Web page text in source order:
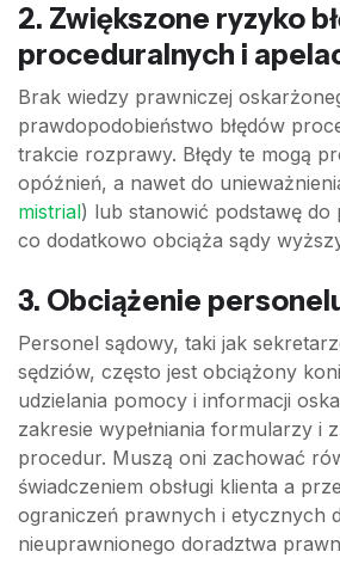
2. Zwiększone ryzyko
proceduralnych i
Brak wiedzy prawniczej
prawdopodobieństwo błędów
trakcie rozprawy. Błędy te mogą
opóźnień, a nawet do
mistrial) lub stanowić podstawę do
co dodatkowo obciąża sądy
3. Obciążenie
Personel sądowy, taki jak
sędziów, często jest obciążony
udzielania pomocy i informacji
zakresie wypełniania formularzy i
procedur. Muszą oni zachować
świadczeniem obsługi klienta a
ograniczeń prawnych i etycznych
nieuprawnionego doradztwa